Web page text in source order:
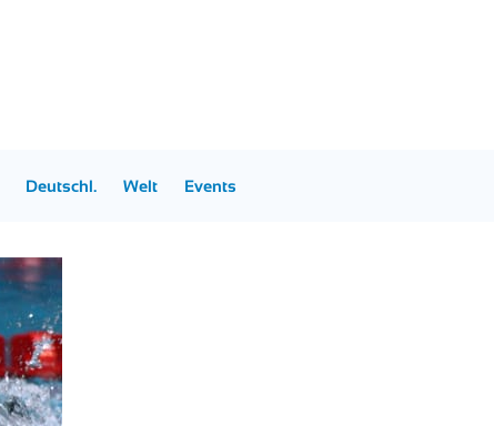
Deutschl. Welt Events